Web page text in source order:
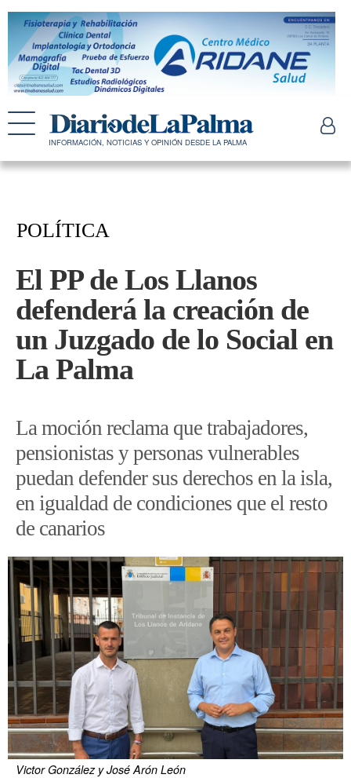
INFORMACIÓN, NOTICIAS Y OPINIÓN DESDE LA PALMA
POLÍTICA
El PP de Los Llanos
defenderá la creación de
un Juzgado de lo Social en
La Palma
La moción reclama que trabajadores,
pensionistas y personas vulnerables
puedan defender sus derechos en la isla,
en igualdad de condiciones que el resto
de canarios
Victor González y José Arón León